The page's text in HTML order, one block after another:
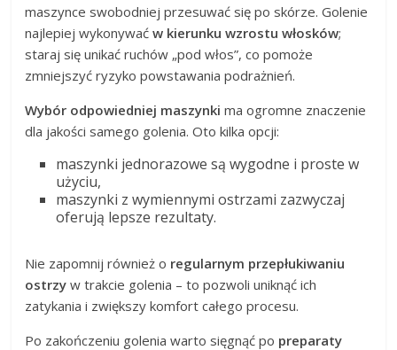
maszynce swobodniej przesuwać się po skórze. Golenie
najlepiej wykonywaćw kierunku wzrostu włosków;
staraj się unikać ruchów „pod włos”, co pomoże
zmniejszyć ryzyko powstawania podrażnień.
Wybór odpowiedniej maszynki ma ogromne znaczenie
dla jakości samego golenia. Oto kilka opcji:
maszynki jednorazowe są wygodne i proste w
użyciu,
maszynki z wymiennymi ostrzami zazwyczaj
oferują lepsze rezultaty.
Nie zapomnij również o regularnym przepłukiwaniu
ostrzy w trakcie golenia – to pozwoli uniknąć ich
zatykania i zwiększy komfort całego procesu.
Po zakończeniu golenia warto sięgnąć po preparaty